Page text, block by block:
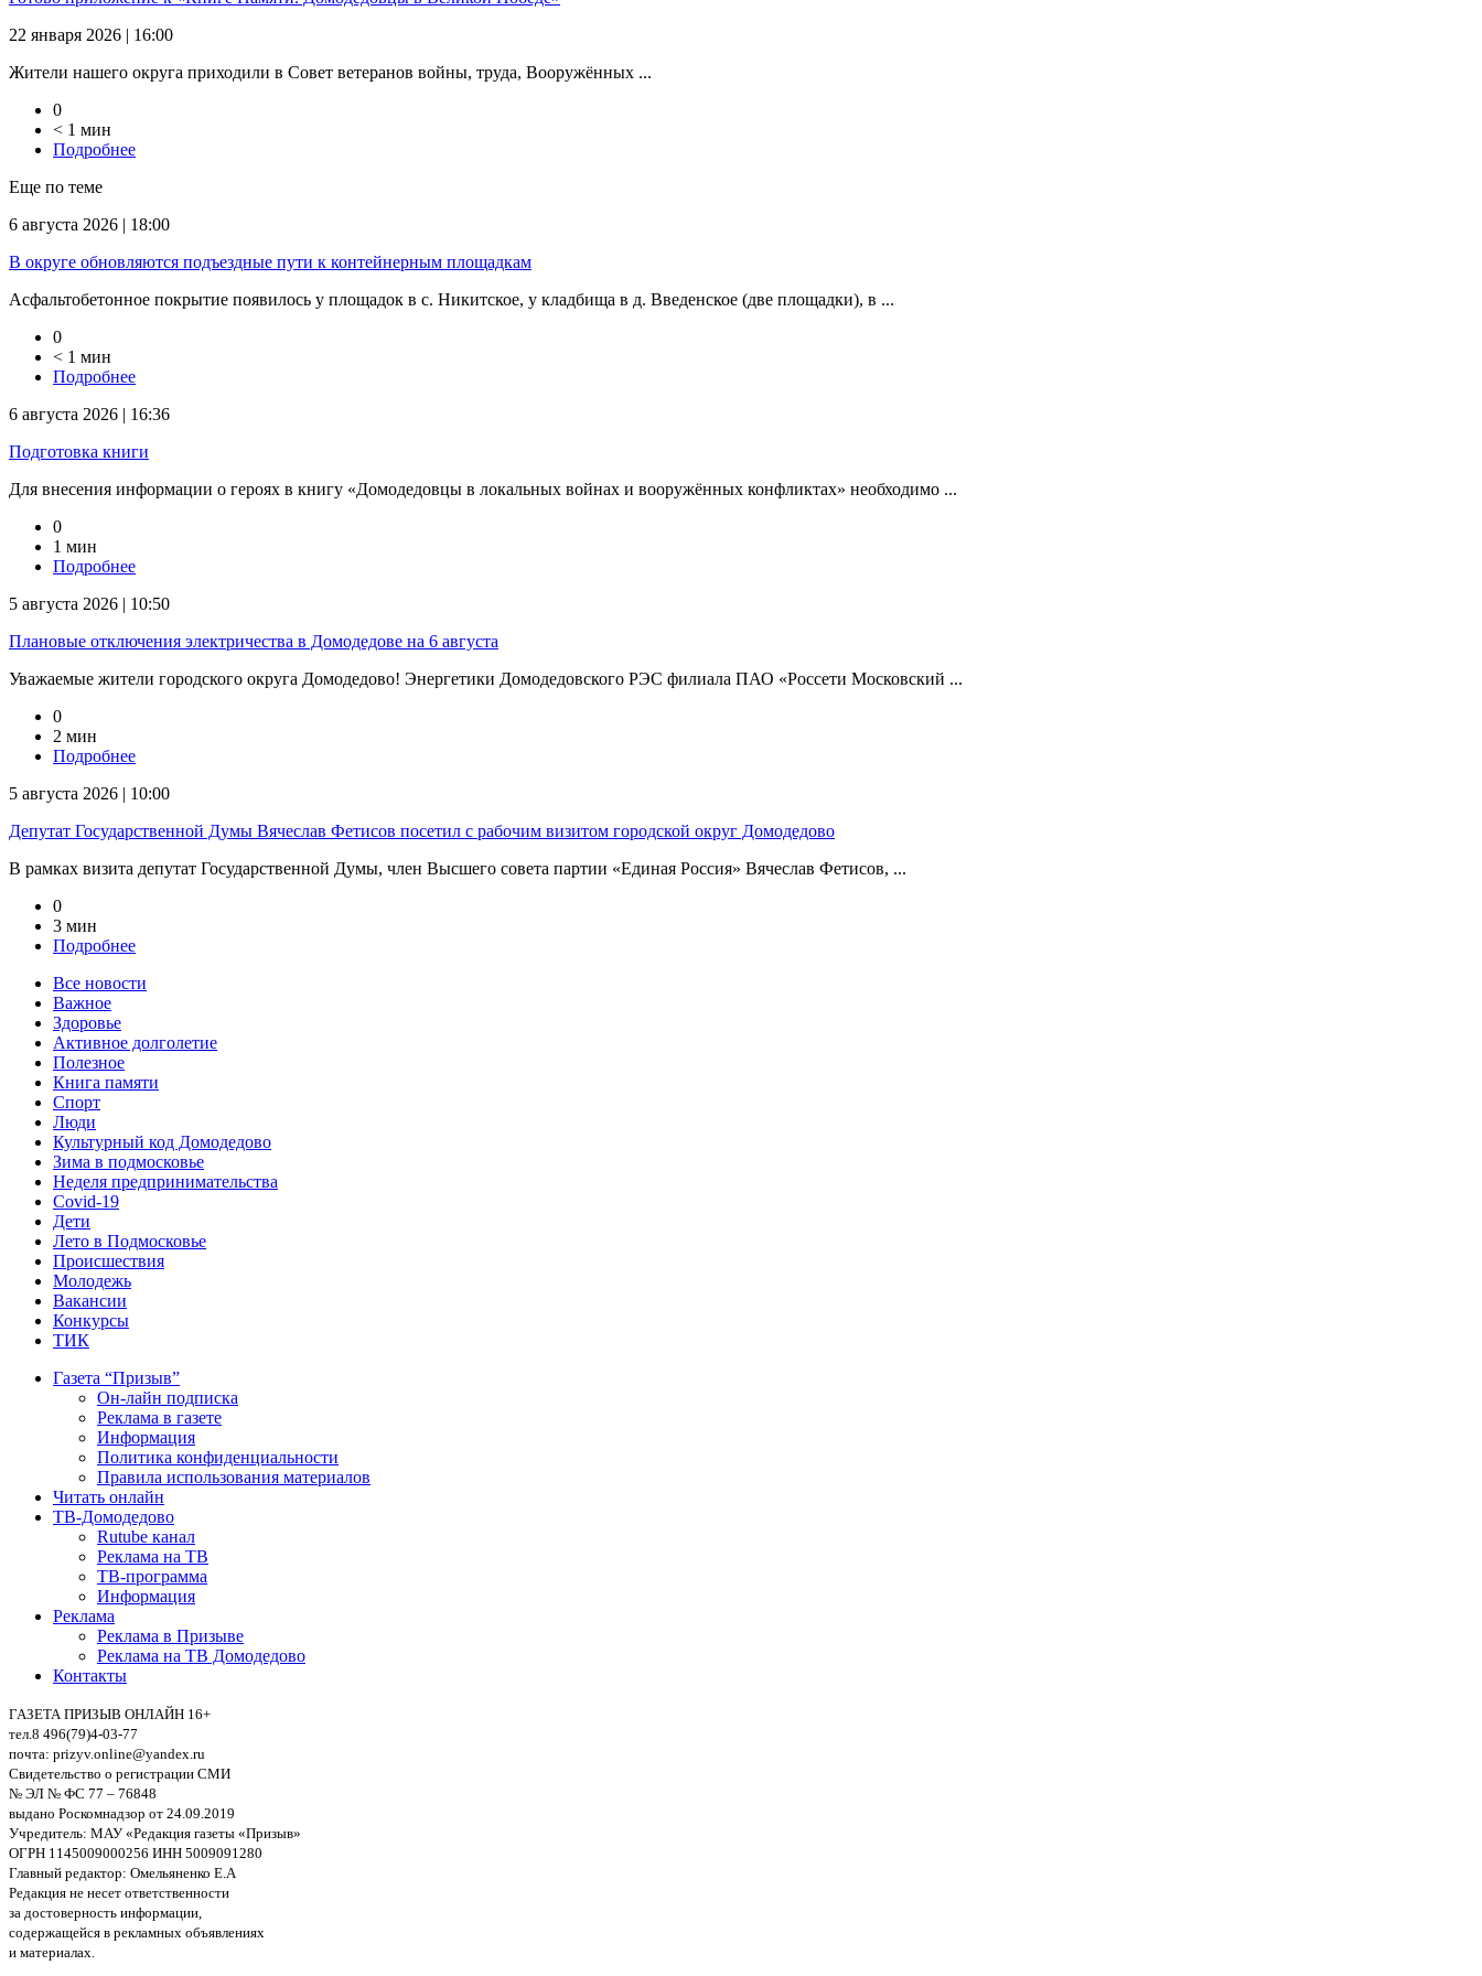
22 января 2026 | 16:00
Жители нашего округа приходили в Совет ветеранов войны, труда, Вооружённых ...
0
< 1 мин
Подробнее
Еще по теме
6 августа 2026 | 18:00
В округе обновляются подъездные пути к контейнерным площадкам
Асфальтобетонное покрытие появилось у площадок в с. Никитское, у кладбища в д. Введенское (две площадки), в ...
0
< 1 мин
Подробнее
6 августа 2026 | 16:36
Подготовка книги
Для внесения информации о героях в книгу «Домодедовцы в локальных войнах и вооружённых конфликтах» необходимо ...
0
1 мин
Подробнее
5 августа 2026 | 10:50
Плановые отключения электричества в Домодедове на 6 августа
Уважаемые жители городского округа Домодедово! Энергетики Домодедовского РЭС филиала ПАО «Россети Московский ...
0
2 мин
Подробнее
5 августа 2026 | 10:00
Депутат Государственной Думы Вячеслав Фетисов посетил с рабочим визитом городской округ Домодедово
В рамках визита депутат Государственной Думы, член Высшего совета партии «Единая Россия» Вячеслав Фетисов, ...
0
3 мин
Подробнее
Все новости
Важное
Здоровье
Активное долголетие
Полезное
Книга памяти
Спорт
Люди
Культурный код Домодедово
Зима в подмосковье
Неделя предпринимательства
Covid-19
Дети
Лето в Подмосковье
Происшествия
Молодежь
Вакансии
Конкурсы
ТИК
Газета “Призыв”
Он-лайн подписка
Реклама в газете
Информация
Политика конфиденциальности
Правила использования материалов
Читать онлайн
ТВ-Домодедово
Rutube канал
Реклама на ТВ
ТВ-программа
Информация
Реклама
Реклама в Призыве
Реклама на ТВ Домодедово
Контакты
ГАЗЕТА ПРИЗЫВ ОНЛАЙН 16+
тел.8 496(79)4-03-77
почта: prizyv.online@yandex.ru
Свидетельство о регистрации СМИ
№ ЭЛ № ФС 77 – 76848
выдано Роскомнадзор от 24.09.2019
Учредитель: МАУ «Редакция газеты «Призыв»
ОГРН 1145009000256 ИНН 5009091280
Главный редактор: Омельяненко Е.А
Редакция не несет ответственности
за достоверность информации,
содержащейся в рекламных объявлениях
и материалах.